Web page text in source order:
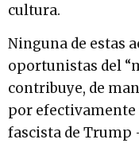
cultura.
Ninguna de estas
oportunistas del
contribuye, de
por
fascista de Trump